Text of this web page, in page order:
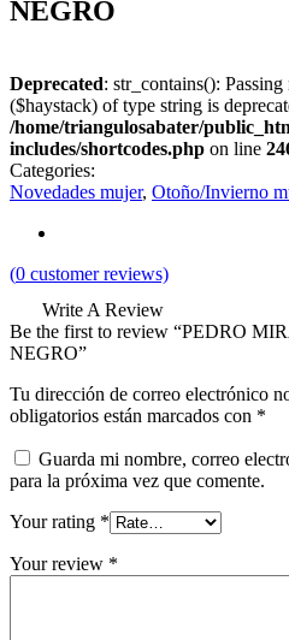
NEGRO
Deprecated: str_contains():
($haystack) of type string is
/home/triangulosabater/
includes/shortcodes.php on line
Categories:
Novedades mujer, Otoño/Invierno
(0 customer reviews)
Write A Review
Be the first to review “PEDRO
NEGRO”
Tu dirección de correo electrónico
obligatorios están marcados con *
Guarda mi nombre, correo
para la próxima vez que comente.
Your rating *
Your review *